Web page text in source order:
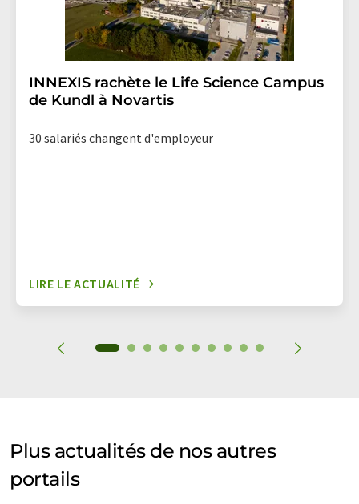
INNEXIS rachète le Life Science Campus
de Kundl à Novartis
30 salariés changent d'employeur
LIRE LE ACTUALITÉ
Plus actualités de nos autres
portails